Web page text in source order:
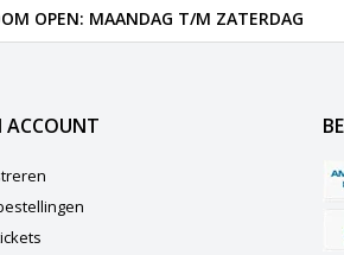
OPEN: MAANDAG T/M ZATERDAG
ACCOUNT